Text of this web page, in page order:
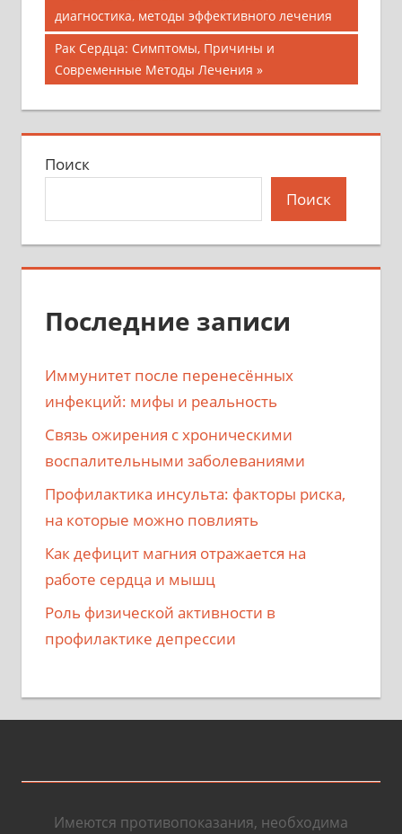
по
записям
запись;
диагностика, методы эффективного лечения
Следующая
запись:
Рак Сердца: Симптомы, Причины и
Современные Методы Лечения
Поиск
Поиск
Последние записи
Иммунитет после перенесённых
инфекций: мифы и реальность
Связь ожирения с хроническими
воспалительными заболеваниями
Профилактика инсульта: факторы риска,
на которые можно повлиять
Как дефицит магния отражается на
работе сердца и мышц
Роль физической активности в
профилактике депрессии
Имеются противопоказания, необходима